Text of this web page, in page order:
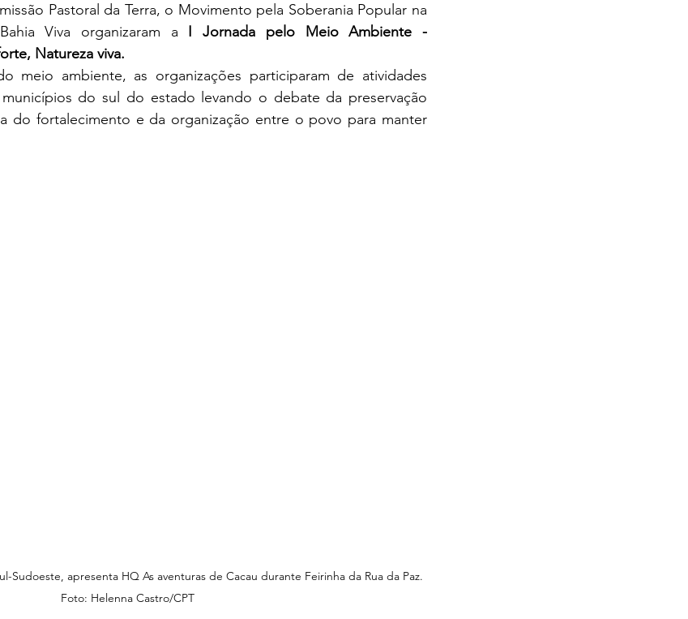
Pastoral da Terra, o Movimento pela Soberania Popular na
Viva organizaram a I Jornada pelo Meio Ambiente -
Natureza viva.
do sul do estado levando o debate da preservação
do fortalecimento e da organização entre o povo para manter
Sudoeste, apresenta HQ As aventuras de Cacau durante Feirinha da Rua da Paz.
Foto: Helenna Castro/CPT